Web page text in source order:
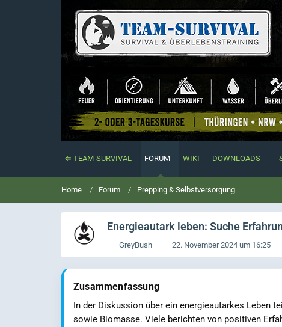
⇐ TEAM-SURVIVAL FORUM WIKI DOWNLOADS
Home Forum Prepping & Selbstversorgung
Energieautark leben: Suche
GreyBush 22. November 2024 um 16:25
Zusammenfassung
In der Diskussion über ein energieautarkes Leben
sowie Biomasse. Viele berichten von positiven